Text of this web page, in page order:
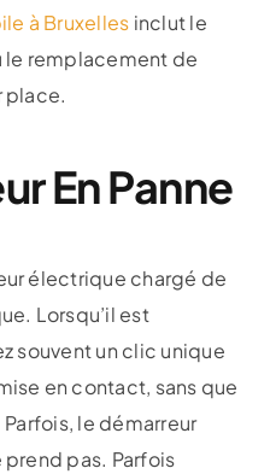
à Bruxelles inclut le
le remplacement de
place.
En Panne
électrique chargé de
Lorsqu’il est
souvent un clic unique
en contact, sans que
le démarreur
pas. Parfois